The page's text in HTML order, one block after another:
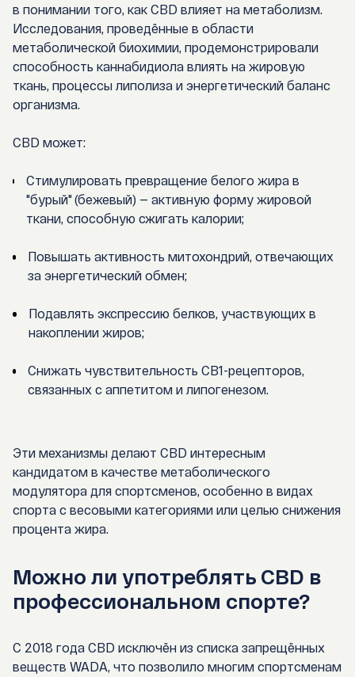
в понимании того, как CBD влияет на метаболизм.
Исследования, проведённые в области
метаболической биохимии, продемонстрировали
способность каннабидиола влиять на жировую
ткань, процессы липолиза и энергетический баланс
организма.
CBD может:
Стимулировать превращение белого жира в
"бурый" (бежевый) — активную форму жировой
ткани, способную сжигать калории;
Повышать активность митохондрий, отвечающих
за энергетический обмен;
Подавлять экспрессию белков, участвующих в
накоплении жиров;
Снижать чувствительность CB1-рецепторов,
связанных с аппетитом и липогенезом.
Эти механизмы делают CBD интересным
кандидатом в качестве метаболического
модулятора для спортсменов, особенно в видах
спорта с весовыми категориями или целью снижения
процента жира.
Можно ли употреблять CBD в
профессиональном спорте?
С 2018 года CBD исключён из списка запрещённых
веществ WADA, что позволило многим спортсменам